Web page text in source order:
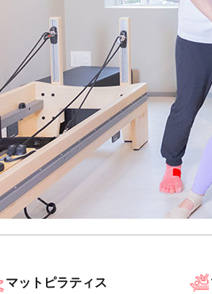
マットピラティス